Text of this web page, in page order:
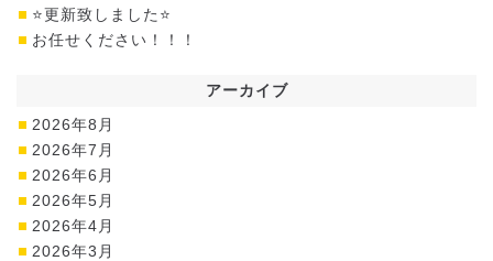
⭐更新致しました⭐
お任せください！！！
アーカイブ
2026年8月
2026年7月
2026年6月
2026年5月
2026年4月
2026年3月